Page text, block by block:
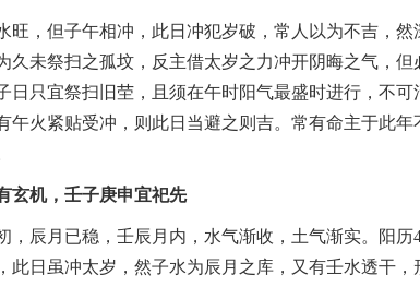
旺，但子午相冲，此日冲犯岁破，常人以为不吉，然
久未祭扫之孤坟，反主借太岁之力冲开阴晦之气，
日只宜祭扫旧茔，且须在午时阳气最盛时进行，不
午火紧贴受冲，则此日当避之则吉。常有命主于此年
玄机，壬子庚申宜祀先
，辰月已稳，壬辰月内，水气渐收，土气渐实。阳历
此日虽冲太岁，然子水为辰月之库，又有壬水透干